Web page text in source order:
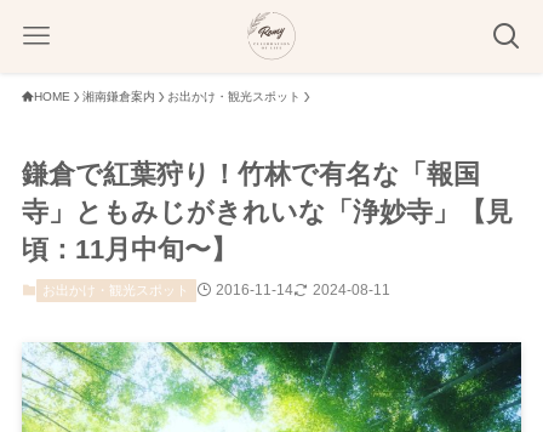
HOME 湘南鎌倉案内 お出かけ・観光スポット
鎌倉で紅葉狩り！竹林で有名な「報国
寺」ともみじがきれいな「浄妙寺」【見
頃：11月中旬〜】
お出かけ・観光スポット 2016-11-14 2024-08-11